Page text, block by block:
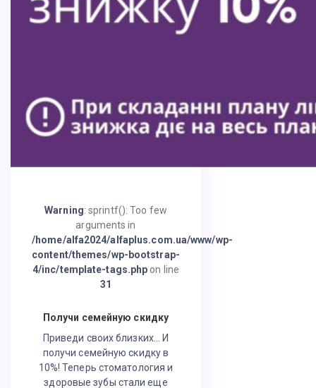
Warning: sprintf(): Too few
arguments in
/home/alfa2024/alfaplus.com.ua/www/wp-
content/themes/wp-bootstrap-
4/inc/template-tags.php on line
31
Получи семейную скидку
Приведи своих близких… И
получи семейную скидку в
10%! Теперь стоматология и
здоровые зубы стали еще